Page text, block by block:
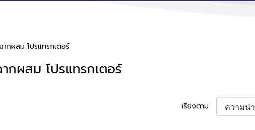
ฉากผสม โปรแทรกเตอร์
กผสม โปรแทรกเตอร์
เรียงตาม